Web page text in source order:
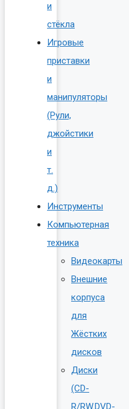
и
стёкла
Игровые
приставки
и
манипуляторы
(Рули,
джойстики
и
т.
д.)
Инструменты
Компьютерная
техника
Видеокарты
Внешние
корпуса
для
Жёстких
дисков
Диски
(CD-
R/RW.DVD-